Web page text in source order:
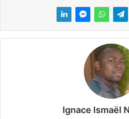
Ignace Ismaël